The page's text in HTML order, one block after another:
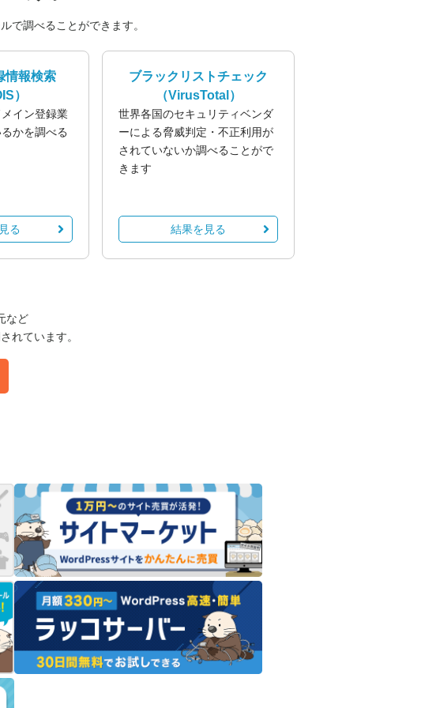
で調べることができます。
情報検索
）
イン登録業
かを調べる
る
ブラックリストチェック
（VirusTotal）
世界各国のセキュリティベンダ
ーによる脅威判定・不正利用が
されていないか調べることがで
きます
結果を見る
など
れています。